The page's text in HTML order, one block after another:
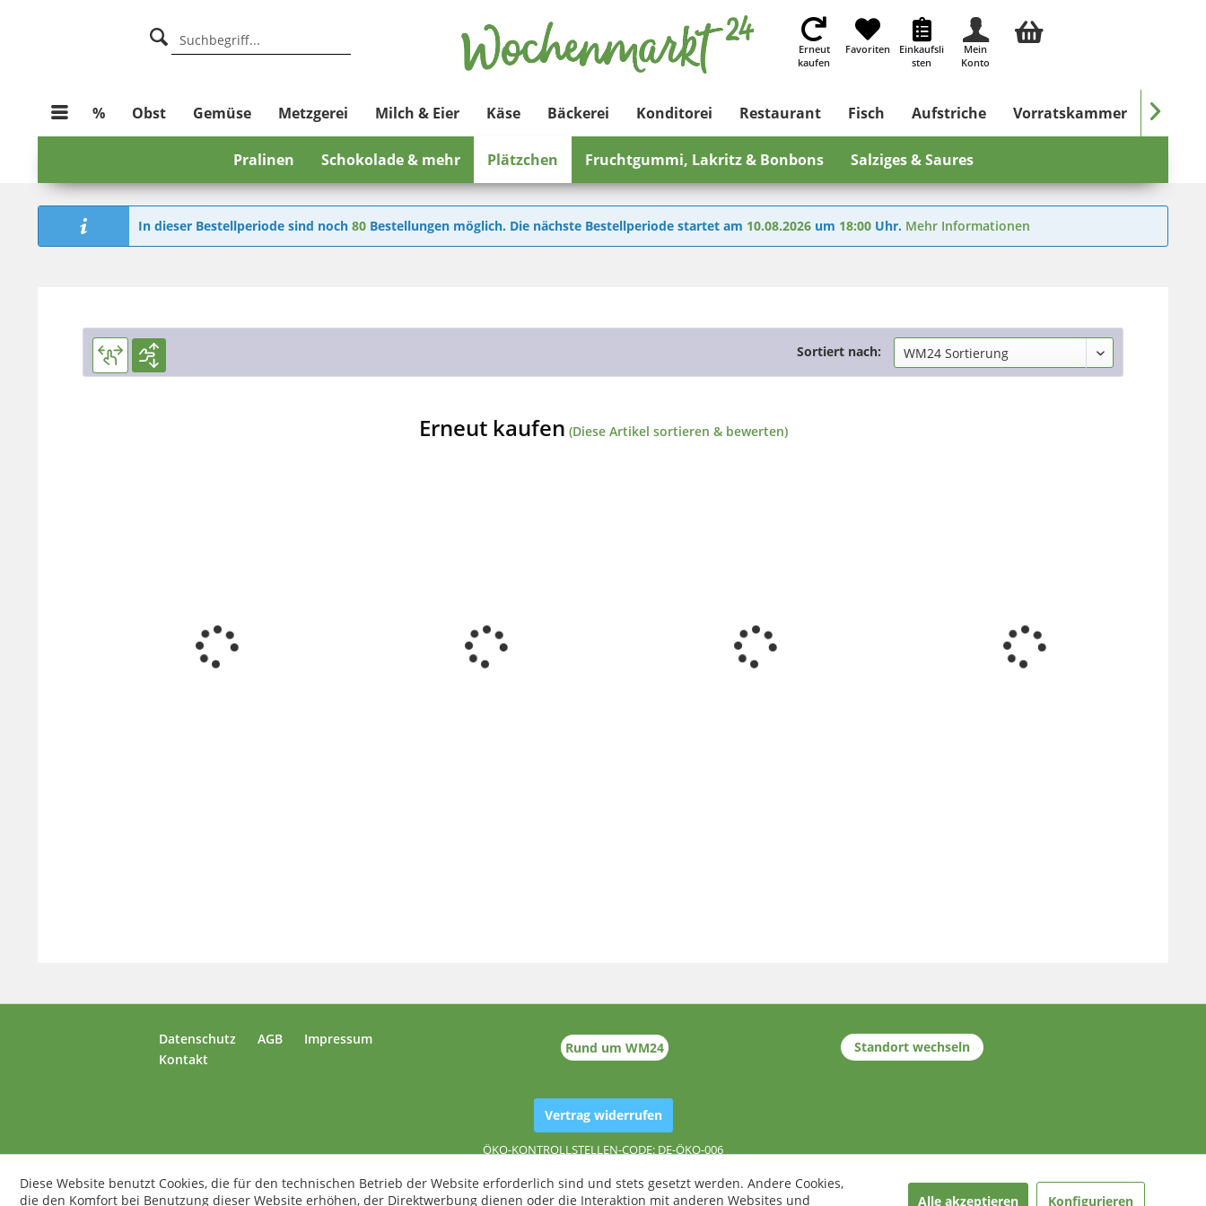
Erneut
kaufen
Favoriten
Einkaufsli
sten
Mein
Konto
% Obst Gemüse Metzgerei Milch & Eier Käse Bäckerei Konditorei Restaurant Fisch Aufstriche Vorratskammer Süßes
Pralinen Schokolade & mehr Plätzchen Fruchtgummi, Lakritz & Bonbons Salziges & Saures

In dieser Bestellperiode sind noch 80 Bestellungen möglich. Die nächste Bestellperiode startet am 10.08.2026 um 18:00 Uhr. Mehr Informationen
Sortiert nach:
Erneut kaufen (Diese Artikel sortieren & bewerten)
Datenschutz AGB
Impressum
Kontakt
Rund um WM24 Standort wechseln
Vertrag widerrufen
ÖKO-KONTROLLSTELLEN-CODE: DE-ÖKO-006
Diese Website benutzt Cookies, die für den technischen Betrieb der Website erforderlich sind und stets gesetzt werden. Andere Cookies,
die den Komfort bei Benutzung dieser Website erhöhen, der Direktwerbung dienen oder die Interaktion mit anderen Websites und
Alle akzeptieren Konfigurieren